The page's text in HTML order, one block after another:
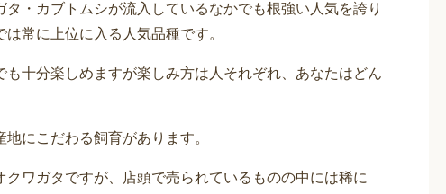
・カブトムシが流入しているなかでも根強い人気を誇り
常に上位に入る人気品種です。
十分楽しめますが楽しみ方は人それぞれ、あなたはどん
にこだわる飼育があります。
ワガタですが、店頭で売られているものの中には稀に